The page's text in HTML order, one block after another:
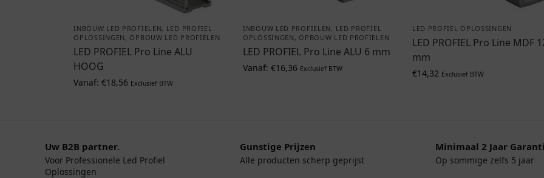
INBOUW LED PROFIELEN, LED PROFIEL
OPLOSSINGEN , OPBOUW LED PROFIELEN
LED PROFIEL Pro Line ALU
HOOG
Vanaf:€18,56 Exclusief BTW
INBOUW LED PROFIELEN , LED PROFIEL
OPLOSSINGEN , OPBOUW LED PROFIELEN
LED PROFIEL Pro Line ALU 6 mm
Vanaf:€16,36 Exclusief BTW
LED PROFIEL OPLOSSINGEN
LED PROFIEL Pro Line MDF
mm
€14,32 Exclusief BTW
Uw B2B partner.
Voor Professionele Led Profiel
Oplossingen
Gunstige Prijzen
Alle producten scherp geprijst
Minimaal 2 Jaar
Op sommige zelfs 5 jaar